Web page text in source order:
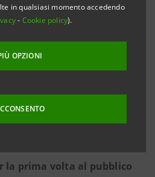
in qualsiasi momento accedendo
- Cookie policy).
OPZIONI
quarantina di opere
la prima volta al pubblico